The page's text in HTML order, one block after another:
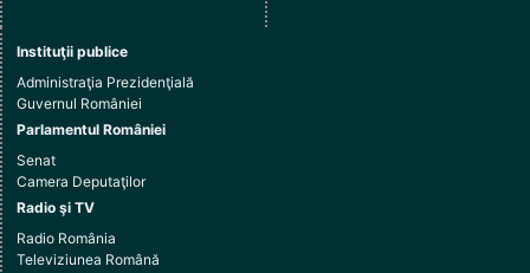
Instituţii publice
Administraţia Prezidenţială
Guvernul României
Parlamentul României
Senat
Camera Deputaţilor
Radio şi TV
Radio România
Televiziunea Română